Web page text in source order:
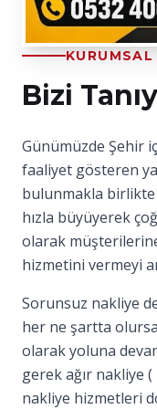
KURUMSAL
Bizi
Günümüzde Şehir
faaliyet gösteren
bulunmakla
hızla büyüyerek
olarak
hizmetini vermeyi
Sorunsuz nakliye
her ne şartta
olarak yoluna
gerek ağır nakliye (
nakliye hizmetleri